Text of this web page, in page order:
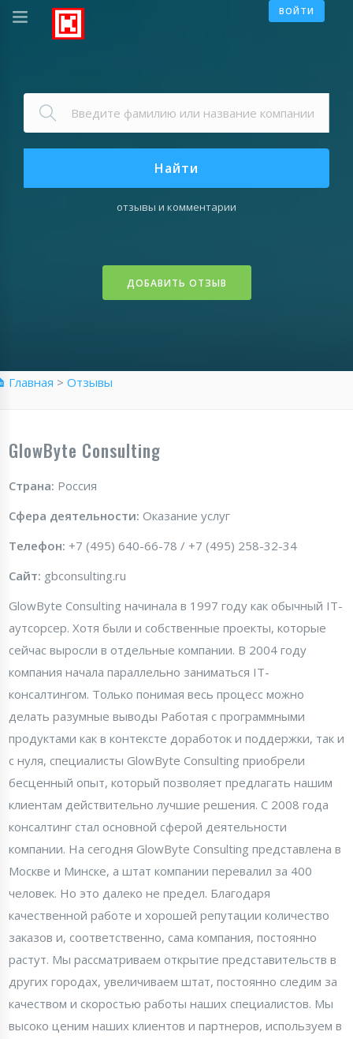
ВОЙТИ
Найти
отзывы и комментарии
ДОБАВИТЬ ОТЗЫВ
Главная > Отзывы
GlowByte Consulting
Страна: Россия
Сфера деятельности: Оказание услуг
Телефон: +7 (495) 640-66-78 / +7 (495) 258-32-34
Сайт: gbconsulting.ru
GlowByte Consulting начинала в 1997 году как обычный IT-
аутсорсер. Хотя были и собственные проекты, которые
сейчас выросли в отдельные компании. В 2004 году
компания начала параллельно заниматься IT-
консалтингом. Только понимая весь процесс можно
делать разумные выводы Работая с программными
продуктами как в контексте доработок и поддержки, так и
с нуля, специалисты GlowByte Consulting приобрели
бесценный опыт, который позволяет предлагать нашим
клиентам действительно лучшие решения. С 2008 года
консалтинг стал основной сферой деятельности
компании. На сегодня GlowByte Consulting представлена в
Москве и Минске, а штат компании перевалил за 400
человек. Но это далеко не предел. Благодаря
качественной работе и хорошей репутации количество
заказов и, соответственно, сама компания, постоянно
растут. Мы рассматриваем открытие представительств в
других городах, увеличиваем штат, постоянно следим за
качеством и скоростью работы наших специалистов. Мы
высоко ценим наших клиентов и партнеров, используем в